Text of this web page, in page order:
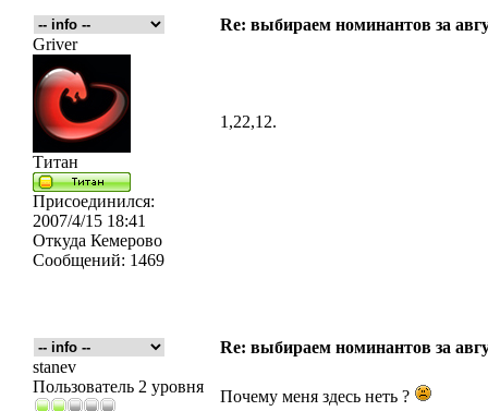
Re: выбираем номинантов за
Griver
Титан
Присоединился:
2007/4/15 18:41
Откуда Кемерово
Сообщений: 1469
1,22,12.
Re: выбираем номинантов за
stanev
Пользователь 2 уровня
Почему меня здесь неть ?